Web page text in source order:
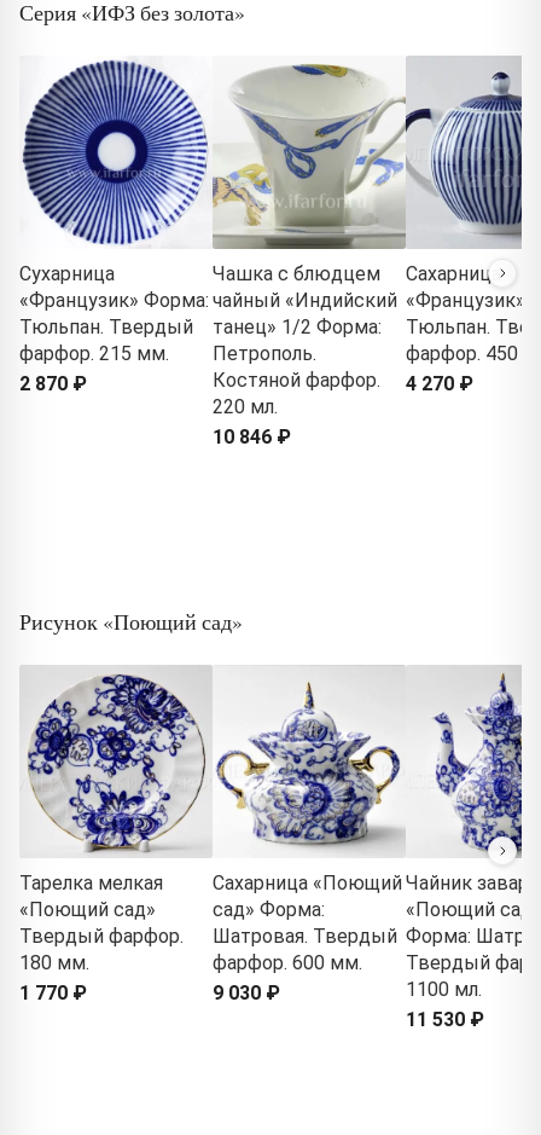
Серия «ИФЗ без золота»
Сухарница
«Французик» Форма:
Тюльпан. Твердый
фарфор. 215 мм.
2 870 ₽
Чашка с блюдцем
чайный «Индийский
танец» 1/2 Форма:
Петрополь.
Костяной фарфор.
220 мл.
10 846 ₽
Сахарница
«Французик»
Тюльпан.
фарфор. 450
4 270 ₽
Рисунок «Поющий сад»
Тарелка мелкая
«Поющий сад»
Твердый фарфор.
180 мм.
1 770 ₽
Сахарница «Поющий
сад» Форма:
Шатровая. Твердый
фарфор. 600 мм.
9 030 ₽
Чайник
«Поющий сад»
Форма:
Твердый
1100 мл.
11 530 ₽